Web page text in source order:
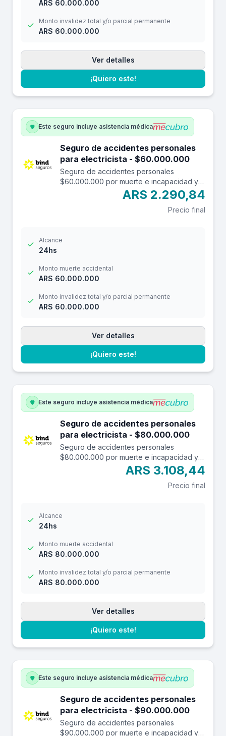
ARS 60.000.000
Monto invalidez total y/o parcial permanente
ARS 60.000.000
Ver detalles
¡Quiero este!
Este seguro incluye asistencia médica
Seguro de accidentes personales
para electricista - $60.000.000
Seguro de accidentes personales
$60.000.000 por muerte e incapacidad y
$7.000.000 por reembolso de gastos
médicos con una franquicia de $3.000.-
ARS 2.290,84
Precio final
Alcance
24hs
Monto muerte accidental
ARS 60.000.000
Monto invalidez total y/o parcial permanente
ARS 60.000.000
Ver detalles
¡Quiero este!
Este seguro incluye asistencia médica
Seguro de accidentes personales
para electricista - $80.000.000
Seguro de accidentes personales
$80.000.000 por muerte e incapacidad y
$10.000.000 por reembolso de gastos
médicos con una franquicia de $3.000.-
ARS 3.108,44
Precio final
Alcance
24hs
Monto muerte accidental
ARS 80.000.000
Monto invalidez total y/o parcial permanente
ARS 80.000.000
Ver detalles
¡Quiero este!
Este seguro incluye asistencia médica
Seguro de accidentes personales
para electricista - $90.000.000
Seguro de accidentes personales
$90.000.000 por muerte e incapacidad y